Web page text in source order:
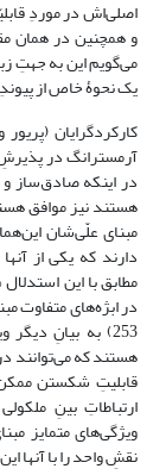
اصلی‌اش در موردِ
و همچنین در همان
می‌گویم این به جهتِ
یک نحوۀ خاص از پیوندِ
آرمسترانگ در
در اینکه صادق‌ساز و
هستند نیز موافق
مبنای علّی‌شان
دارند که یکی از
مطابق با این
253) به بیانِ
هستند که می‌توانند
قابلیتِ شکستن
ارتباطاتِ بینِ
ویژگی‌های متمایز
نقشِ واحد را با آنها